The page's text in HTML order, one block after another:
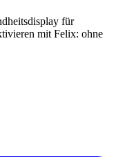
für
mit Felix: ohne